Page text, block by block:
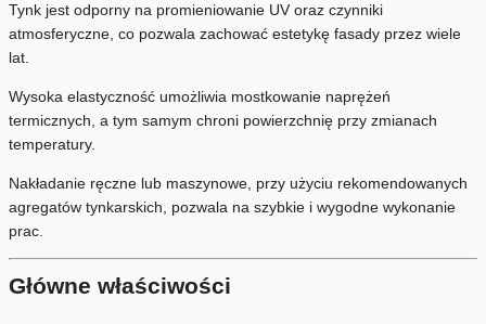
Tynk jest odporny na promieniowanie UV oraz czynniki
atmosferyczne, co pozwala zachować estetykę fasady przez wiele
lat.
Wysoka elastyczność umożliwia mostkowanie naprężeń
termicznych, a tym samym chroni powierzchnię przy zmianach
temperatury.
Nakładanie ręczne lub maszynowe, przy użyciu rekomendowanych
agregatów tynkarskich, pozwala na szybkie i wygodne wykonanie
prac.
Główne właściwości